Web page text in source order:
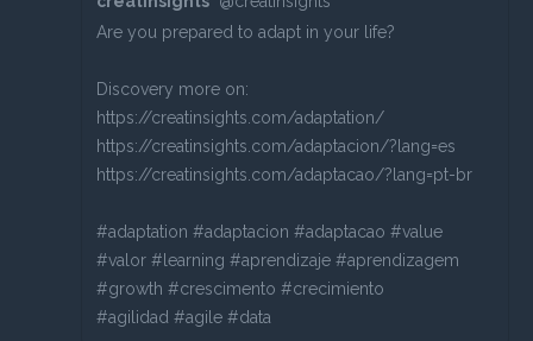
Are you prepared to adapt in your life?
Discovery more on:
https://creatinsights.com/adaptation/
https://creatinsights.com/adaptacion/?lang=es
https://creatinsights.com/adaptacao/?lang=pt-br
#adaptation #adaptacion #adaptacao #value
#valor #learning #aprendizaje #aprendizagem
#growth #crescimento #crecimiento
#agilidad #agile #data